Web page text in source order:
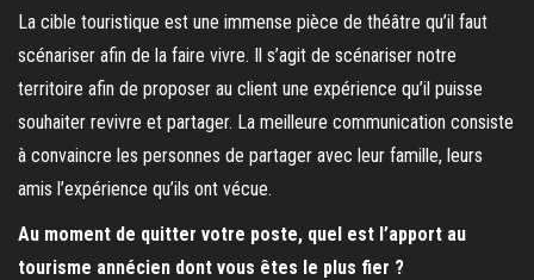
La cible touristique est une immense pièce de théâtre qu’il faut
scénariser afin de la faire vivre. Il s’agit de scénariser notre
territoire afin de proposer au client une expérience qu’il puisse
souhaiter revivre et partager. La meilleure communication consiste
à convaincre les personnes de partager avec leur famille, leurs
amis l’expérience qu’ils ont vécue.
Au moment de quitter votre poste, quel est l’apport au
tourisme annécien dont vous êtes le plus fier ?